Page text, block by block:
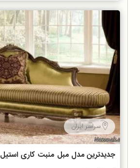
سراسر ایران
جدیدترین مدل مبل منبت کاری استیل